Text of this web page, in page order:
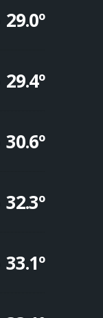
29.0º
29.4º
30.6º
32.3º
33.1º